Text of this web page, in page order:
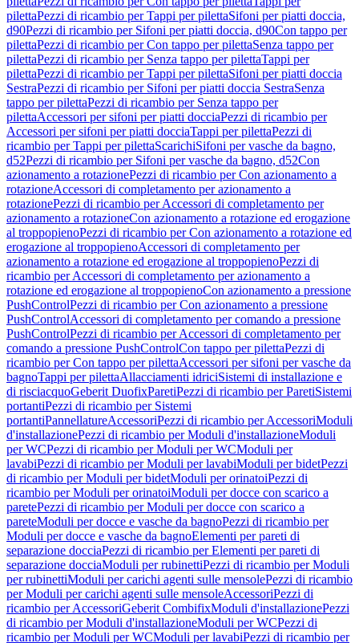
pilettaPezzi di ricambio per Tappi per pilettaSifoni per piatti doccia,
d90Pezzi di ricambio per Sifoni per piatti doccia, d90Con tappo per
pilettaPezzi di ricambio per Con tappo per pilettaSenza tappo per
pilettaPezzi di ricambio per Senza tappo per pilettaTappi per
pilettaPezzi di ricambio per Tappi per pilettaSifoni per piatti doccia
SestraPezzi di ricambio per Sifoni per piatti doccia SestraSenza
tappo per pilettaPezzi di ricambio per Senza tappo per
pilettaAccessori per sifoni per piatti docciaPezzi di ricambio per
Accessori per sifoni per piatti docciaTappi per pilettaPezzi di
ricambio per Tappi per pilettaScarichiSifoni per vasche da bagno,
d52Pezzi di ricambio per Sifoni per vasche da bagno, d52Con
azionamento a rotazionePezzi di ricambio per Con azionamento a
rotazioneAccessori di completamento per azionamento a
rotazionePezzi di ricambio per Accessori di completamento per
azionamento a rotazioneCon azionamento a rotazione ed erogazione
al troppopienoPezzi di ricambio per Con azionamento a rotazione ed
erogazione al troppopienoAccessori di completamento per
azionamento a rotazione ed erogazione al troppopienoPezzi di
ricambio per Accessori di completamento per azionamento a
rotazione ed erogazione al troppopienoCon azionamento a pressione
PushControlPezzi di ricambio per Con azionamento a pressione
PushControlAccessori di completamento per comando a pressione
PushControlPezzi di ricambio per Accessori di completamento per
comando a pressione PushControlCon tappo per pilettaPezzi di
ricambio per Con tappo per pilettaAccessori per sifoni per vasche da
bagnoTappi per pilettaAllacciamenti idriciSistemi di installazione e
di risciacquoGeberit DuofixParetiPezzi di ricambio per ParetiSistemi
portantiPezzi di ricambio per Sistemi
portantiPannellatureAccessoriPezzi di ricambio per AccessoriModuli
d'installazionePezzi di ricambio per Moduli d'installazioneModuli
per WCPezzi di ricambio per Moduli per WCModuli per
lavabiPezzi di ricambio per Moduli per lavabiModuli per bidetPezzi
di ricambio per Moduli per bidetModuli per orinatoiPezzi di
ricambio per Moduli per orinatoiModuli per docce con scarico a
paretePezzi di ricambio per Moduli per docce con scarico a
pareteModuli per docce e vasche da bagnoPezzi di ricambio per
Moduli per docce e vasche da bagnoElementi per pareti di
separazione docciaPezzi di ricambio per Elementi per pareti di
separazione docciaModuli per rubinettiPezzi di ricambio per Moduli
per rubinettiModuli per carichi agenti sulle mensolePezzi di ricambio
per Moduli per carichi agenti sulle mensoleAccessoriPezzi di
ricambio per AccessoriGeberit CombifixModuli d'installazionePezzi
di ricambio per Moduli d'installazioneModuli per WCPezzi di
ricambio per Moduli per WCModuli per lavabiPezzi di ricambio per